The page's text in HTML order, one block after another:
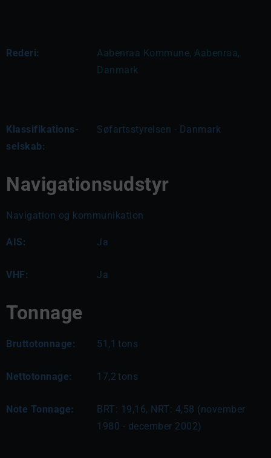
Rederi:
Aabenraa Kommune, Aabenraa,
Danmark
Klassifikations-
selskab:
Søfartsstyrelsen - Danmark
Navigationsudstyr
Navigation og kommunikation
AIS: Ja
VHF: Ja
Tonnage
Bruttotonnage: 51,1 tons
Nettotonnage: 17,2 tons
Note Tonnage:
BRT: 19,16, NRT: 4,58 (november
1980 - december 2002)